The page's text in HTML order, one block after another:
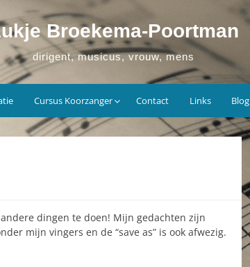
Broekema-Poortman
dirigent, musicus, vrouw, mens
Cursus Koorzanger Contact Links Blog
dingen te doen! Mijn gedachten zijn
mijn vingers en de “save as” is ook afwezig.